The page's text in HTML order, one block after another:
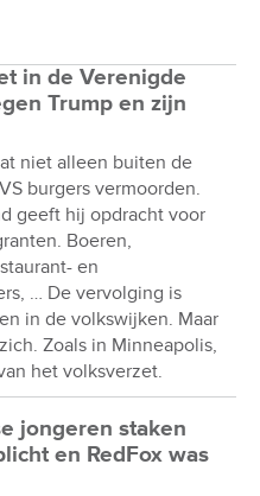
in de Verenigde
Trump en zijn
niet alleen buiten de
burgers vermoorden.
geeft hij opdracht voor
Boeren,
en
… De vervolging is
in de volkswijken. Maar
Zoals in Minneapolis,
het volksverzet.
jongeren staken
en RedFox was